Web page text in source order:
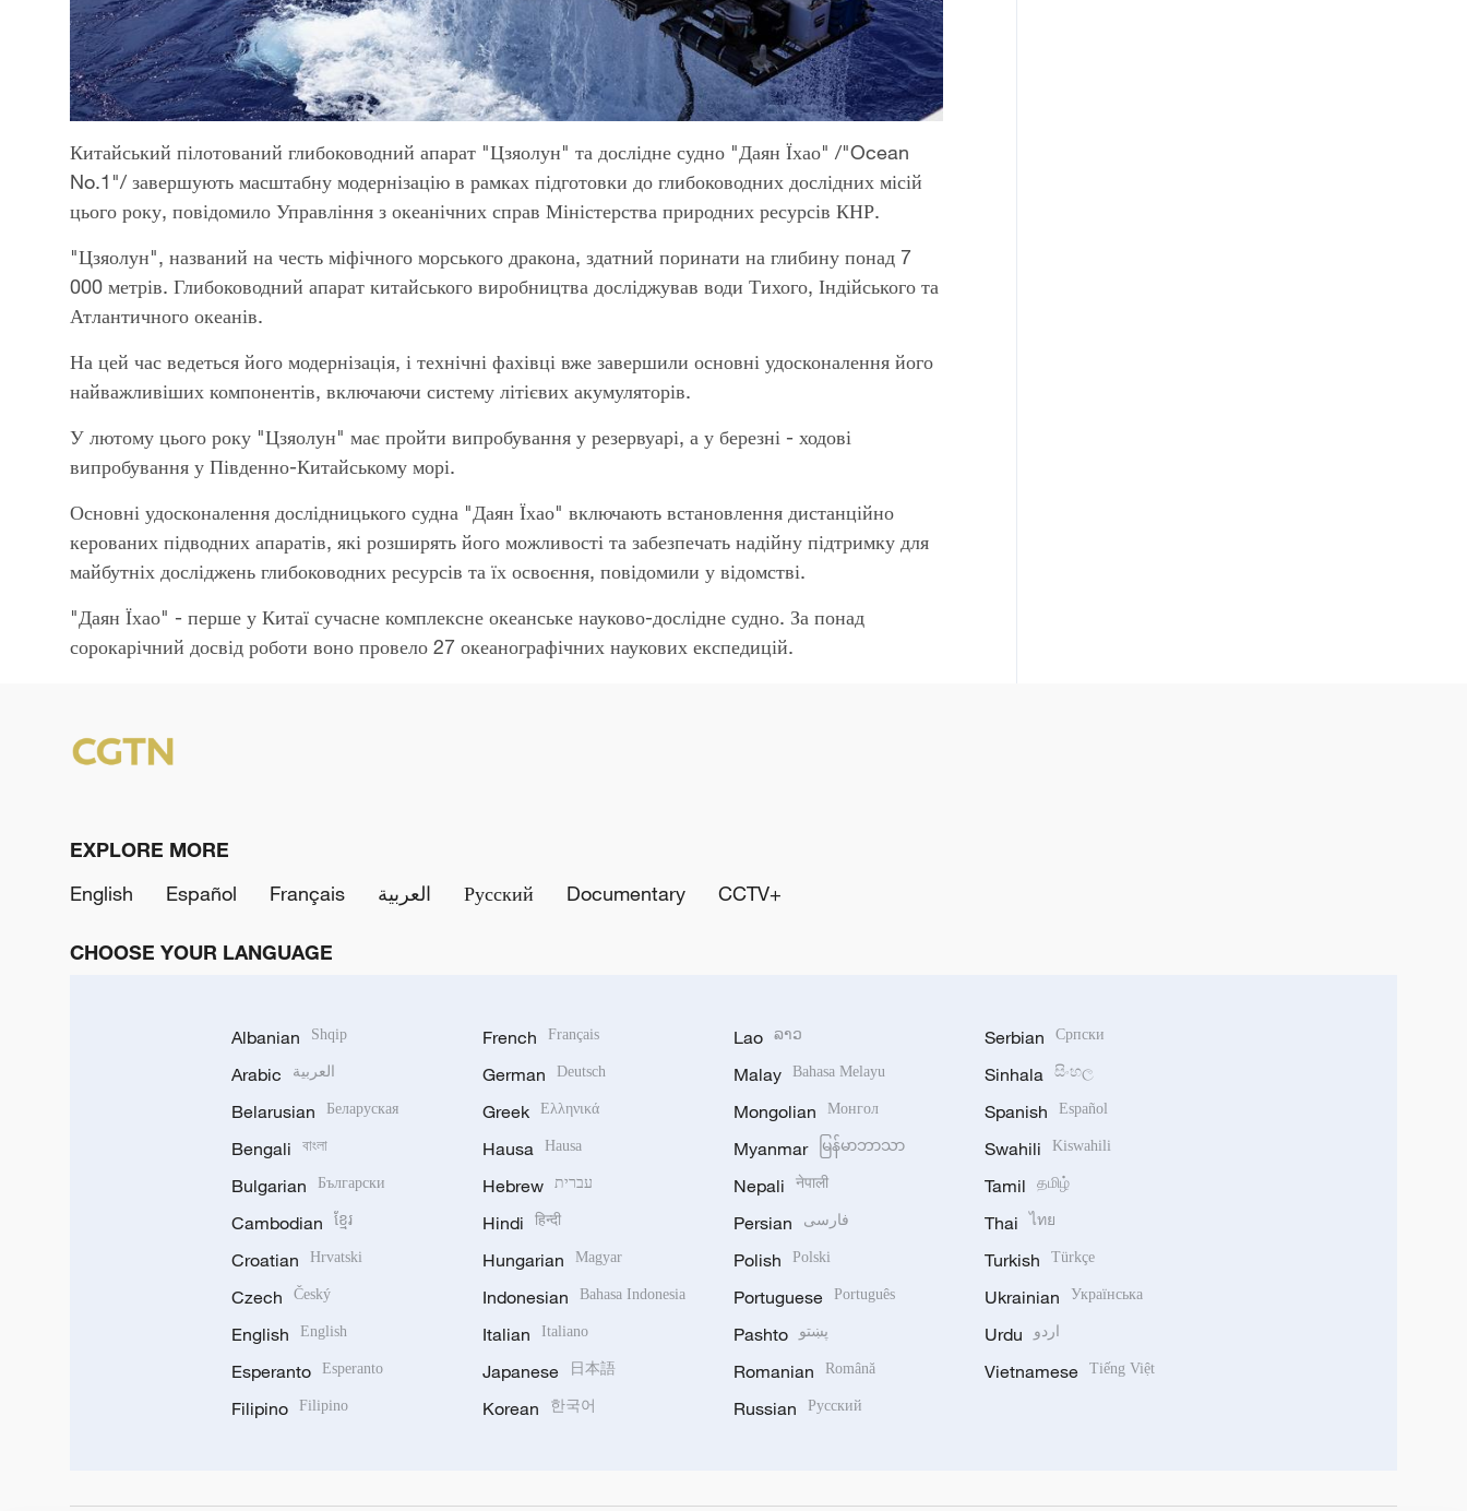
Китайський пілотований глибоководний апарат "Цзяолун" та дослідне судно "Даян Їхао" /"Ocean
No.1"/ завершують масштабну модернізацію в рамках підготовки до глибоководних дослідних місій
цього року, повідомило Управління з океанічних справ Міністерства природних ресурсів КНР.
"Цзяолун", названий на честь міфічного морського дракона, здатний поринати на глибину понад 7
000 метрів. Глибоководний апарат китайського виробництва досліджував води Тихого, Індійського та
Атлантичного океанів.
На цей час ведеться його модернізація, і технічні фахівці вже завершили основні удосконалення його
найважливіших компонентів, включаючи систему літієвих акумуляторів.
У лютому цього року "Цзяолун" має пройти випробування у резервуарі, а у березні - ходові
випробування у Південно-Китайському морі.
Основні удосконалення дослідницького судна "Даян Їхао" включають встановлення дистанційно
керованих підводних апаратів, які розширять його можливості та забезпечать надійну підтримку для
майбутніх досліджень глибоководних ресурсів та їх освоєння, повідомили у відомстві.
"Даян Їхао" - перше у Китаї сучасне комплексне океанське науково-дослідне судно. За понад
сорокарічний досвід роботи воно провело 27 океанографічних наукових експедицій.
EXPLORE MORE
English
Español Français العربية Русский Documentary CCTV+
CHOOSE YOUR LANGUAGE
Albanian Shqip
Arabic العربية
Belarusian Беларуская
Bengali বাংলা
Bulgarian Български
Cambodian ខ្មែរ
Croatian Hrvatski
Czech Český
English English
Esperanto Esperanto
Filipino Filipino
French Français
German Deutsch
Greek Ελληνικά
Hausa Hausa
Hebrew עברית
Hindi हिन्दी
Hungarian Magyar
Indonesian Bahasa Indonesia
Italian Italiano
Japanese 日本語
Korean 한국어
Lao ລາວ
Malay Bahasa Melayu
Mongolian Монгол
Myanmar မြန်မာဘာသာ
Nepali नेपाली
Persian فارسی
Polish Polski
Portuguese Português
Pashto پښتو
Romanian Română
Russian Русский
Serbian Српски
Sinhala සිංහල
Spanish Español
Swahili Kiswahili
Tamil தமிழ்
Thai ไทย
Turkish Türkçe
Ukrainian Українська
Urdu اردو
Vietnamese Tiếng Việt